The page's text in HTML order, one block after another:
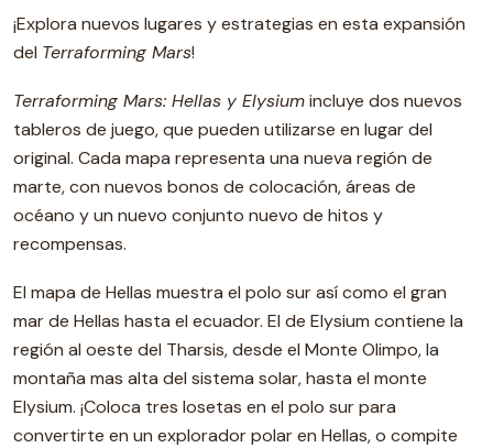
¡Explora nuevos lugares y estrategias en esta expansión
del Terraforming Mars!
Terraforming Mars: Hellas y Elysiumincluye dos nuevos
tableros de juego, que pueden utilizarse en lugar del
original. Cada mapa representa una nueva región de
marte, con nuevos bonos de colocación, áreas de
océano y un nuevo conjunto nuevo de hitos y
recompensas.
El mapa de Hellas muestra el polo sur así como el gran
mar de Hellas hasta el ecuador. El de Elysium contiene la
región al oeste del Tharsis, desde el Monte Olimpo, la
montaña mas alta del sistema solar, hasta el monte
Elysium. ¡Coloca tres losetas en el polo sur para
convertirte en un explorador polar en Hellas, o compite